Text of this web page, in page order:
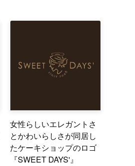
女性らしいエレガントさ
とかわいらしさが同居し
たケーキショップのロゴ
『SWEET DAYS'』